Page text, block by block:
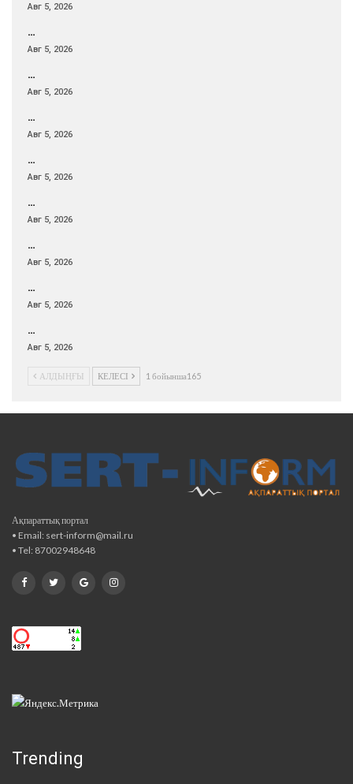
Авг 5, 2026
…
Авг 5, 2026
…
Авг 5, 2026
…
Авг 5, 2026
…
Авг 5, 2026
…
Авг 5, 2026
…
Авг 5, 2026
…
Авг 5, 2026
…
Авг 5, 2026
АЛДЫҢҒЫ КЕЛЕСІ 1 бойынша165
Ақпараттық портал
• Email: sert-inform@mail.ru
• Tel: 87002948648
Trending